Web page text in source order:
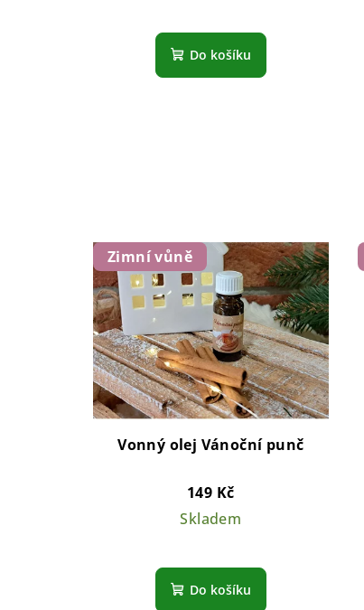
Do košíku
Zimní vůně
Vonný olej Vánoční punč
149 Kč
Skladem
Do košíku